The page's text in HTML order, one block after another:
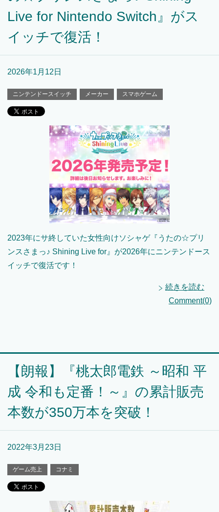
Live for Nintendo Switch』がス
イッチで復活！
2026年1月12日
ニンテンドースイッチ メーカー スマホゲーム
2023年にサ終していた女性向けソシャゲ『うたの☆プリ
ンスさまっ♪ Shining Live for』が2026年にニンテンドース
イッチで復活です！
続きを読む
Comment(0)
【朗報】『桃太郎電鉄 ～昭和 平
成 令和も定番！～』の累計販売
本数が350万本を突破！
2022年3月23日
ゲーム売上 コナミ